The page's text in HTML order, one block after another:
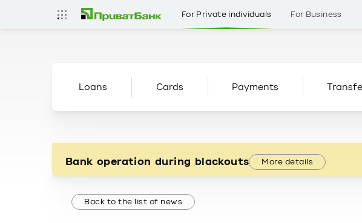
For Private individuals For Business
Loans Cards Payments
Bank operation during blackouts More details
Back to the list of news